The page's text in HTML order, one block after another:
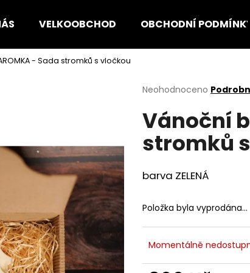
VELKOOBCHOD OBCHODNÍ PODMÍNKY
- Sada stromků s vločkou
Průměrné
produktu
je
z
hvězdiček.
Neohodnoceno
Vánoční
stromků
barva ZELENÁ
Položka byla vyprodána…
Momentálně
Co potřebujete najít?
HLEDAT
Doporučujeme